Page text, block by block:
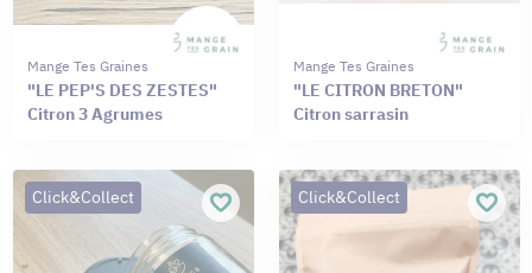
Mange Tes Graines
"LE PEP'S DES ZESTES"
Citron 3 Agrumes
Mange Tes Graines
"LE CITRON BRETON"
Citron sarrasin
Click&Collect Click&Collect